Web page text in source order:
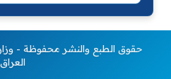
العراق